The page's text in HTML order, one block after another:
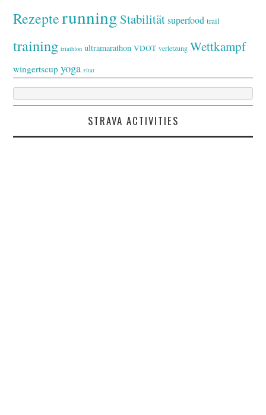
Rezepterunning Stabilität superfood trail
training triathlon ultramarathon VDOT verletzung Wettkampf
wingertscup yoga zitat
STRAVA ACTIVITIES